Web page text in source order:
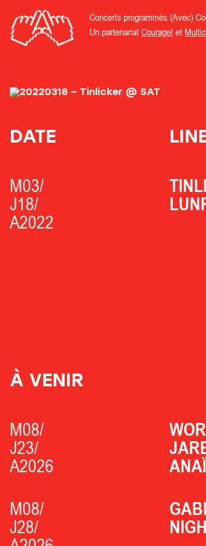
Concerts programmés (Avec)
Un partenariatCourage! et
DATE
M03/
J18/
A2022
À VENIR
M08/
J23/
A2026
M08/
J28/